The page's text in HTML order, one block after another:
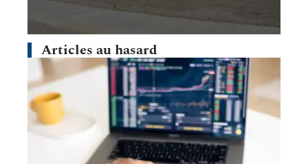
Articles au hasard